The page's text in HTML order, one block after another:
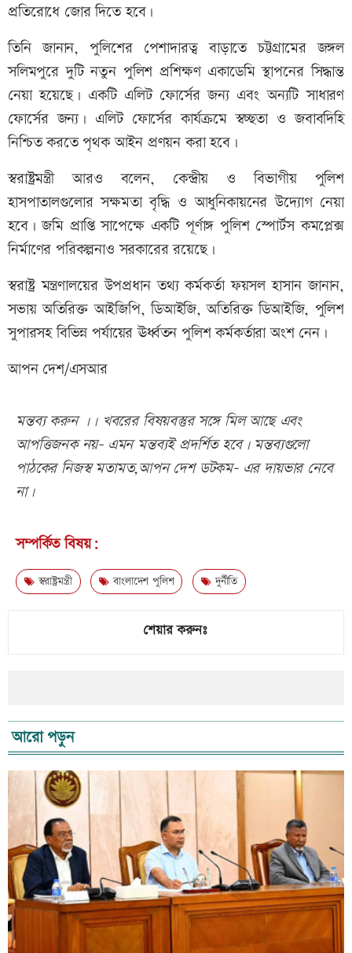
প্রতিরোধে জোর দিতে হবে।
তিনি জানান, পুলিশের পেশাদারত্ব বাড়াতে চট্টগ্রামের জঙ্গল
সলিমপুরে দুটি নতুন পুলিশ প্রশিক্ষণ একাডেমি স্থাপনের সিদ্ধান্ত
নেয়া হয়েছে। একটি এলিট ফোর্সের জন্য এবং অন্যটি সাধারণ
ফোর্সের জন্য। এলিট ফোর্সের কার্যক্রমে স্বচ্ছতা ও জবাবদিহি
নিশ্চিত করতে পৃথক আইন প্রণয়ন করা হবে।
স্বরাষ্ট্রমন্ত্রী আরও বলেন, কেন্দ্রীয় ও বিভাগীয় পুলিশ
হাসপাতালগুলোর সক্ষমতা বৃদ্ধি ও আধুনিকায়নের উদ্যোগ নেয়া
হবে। জমি প্রাপ্তি সাপেক্ষে একটি পূর্ণাঙ্গ পুলিশ স্পোর্টস কমপ্লেক্স
নির্মাণের পরিকল্পনাও সরকারের রয়েছে।
স্বরাষ্ট্র মন্ত্রণালয়ের উপপ্রধান তথ্য কর্মকর্তা ফয়সল হাসান জানান,
সভায় অতিরিক্ত আইজিপি, ডিআইজি, অতিরিক্ত ডিআইজি, পুলিশ
সুপারসহ বিভিন্ন পর্যায়ের ঊর্ধ্বতন পুলিশ কর্মকর্তারা অংশ নেন।
আপন দেশ/এসআর
মন্তব্য করুন ।। খবরের বিষয়বস্তুর সঙ্গে মিল আছে এবং
আপত্তিজনক নয়- এমন মন্তব্যই প্রদর্শিত হবে। মন্তব্যগুলো
পাঠকের নিজস্ব মতামত,আপন দেশ ডটকম- এর দায়ভার নেবে
না।
সম্পর্কিত বিষয়:
স্বরাষ্ট্রমন্ত্রী বাংলাদেশ পুলিশ দুর্নীতি
শেয়ার করুনঃ
আরো পড়ুন